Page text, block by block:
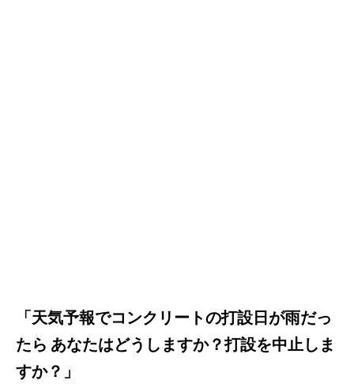
「天気予報でコンクリートの打設日が雨だっ
たら あなたはどうしますか？打設を中止しま
すか？」